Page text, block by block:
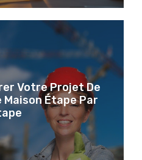
Votre Projet De
Étape Par